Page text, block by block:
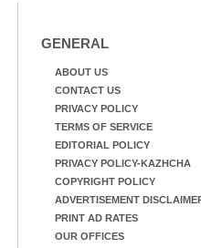
GENERAL
ABOUT US
CONTACT US
PRIVACY POLICY
TERMS OF SERVICE
EDITORIAL POLICY
PRIVACY POLICY-KAZHCHA
COPYRIGHT POLICY
ADVERTISEMENT
PRINT AD RATES
OUR OFFICES